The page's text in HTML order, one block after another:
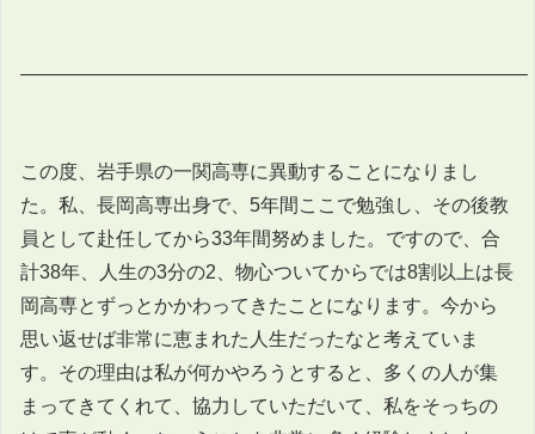
——————————————————————————–
この度、岩手県の一関高専に異動することになりまし
た。私、長岡高専出身で、5年間ここで勉強し、その後教
員として赴任してから33年間努めました。ですので、合
計38年、人生の3分の2、物心ついてからでは8割以上は長
岡高専とずっとかかわってきたことになります。今から
思い返せば非常に恵まれた人生だったなと考えていま
す。その理由は私が何かやろうとすると、多くの人が集
まってきてくれて、協力していただいて、私をそっちの